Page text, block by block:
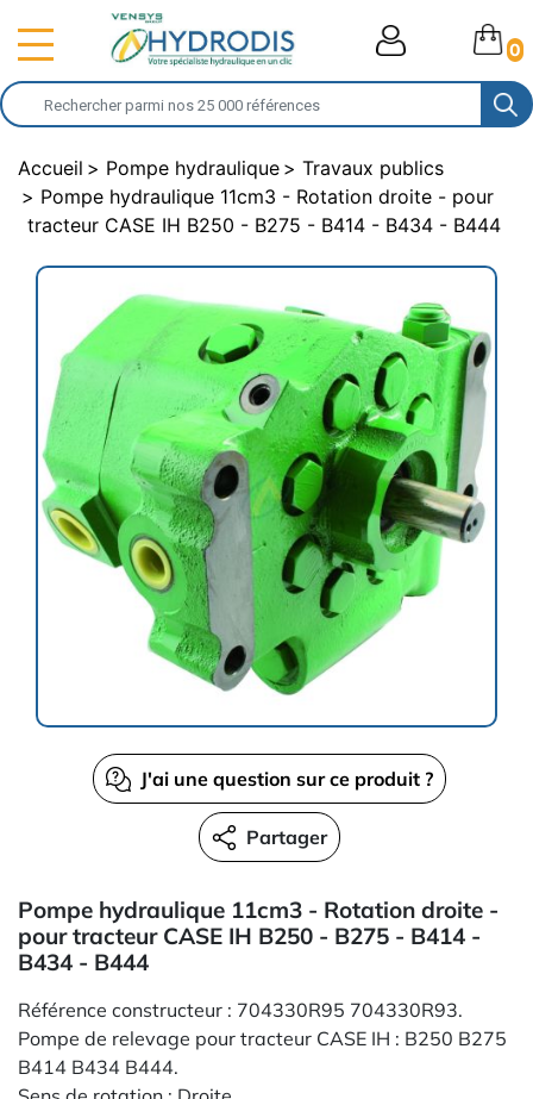
0
Accueil Pompe hydraulique
Travaux publics
Pompe hydraulique 11cm3 - Rotation droite - pour
tracteur CASE IH B250 - B275 - B414 - B434 - B444
J'ai une question sur ce produit ?
Partager
Pompe hydraulique 11cm3 - Rotation droite -
pour tracteur CASE IH B250 - B275 - B414 -
B434 - B444
Référence constructeur : 704330R95 704330R93.
Pompe de relevage pour tracteur CASE IH : B250 B275
B414 B434 B444.